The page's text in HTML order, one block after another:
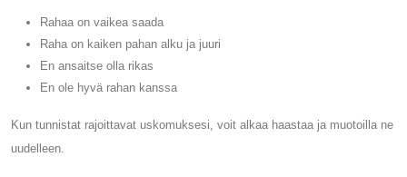
Rahaa on vaikea saada
Raha on kaiken pahan alku ja juuri
En ansaitse olla rikas
En ole hyvä rahan kanssa
Kun tunnistat rajoittavat uskomuksesi, voit alkaa haastaa ja muotoilla ne
uudelleen.